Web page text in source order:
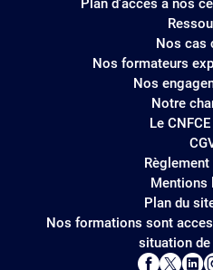
Plan d'accès à nos
Nos cas
Nos formateurs
Nos
Notre
Le
Mentions
Plan du
Nos formations sont
situation de